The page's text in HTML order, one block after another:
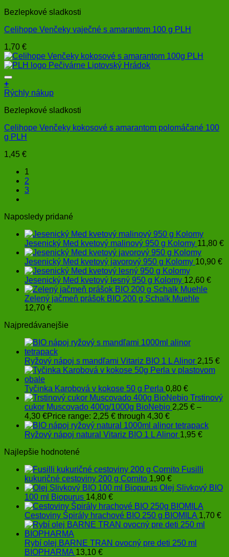
Bezlepkové sladkosti
Celihope Venčeky vaječné s amarantom 100 g PLH
1,70 €
+
Rýchly nákup
Bezlepkové sladkosti
Celihope Venčeky kokosové s amarantom polomáčané 100
g PLH
1,45 €
1
2
3
Naposledy pridané
Jesenický Med kvetový malinový 950 g Kolomy 11,80 €
Jesenický Med kvetový javorový 950 g Kolomy 10,90 €
Jesenický Med kvetový lesný 950 g Kolomy 12,60 €
Zelený jačmeň prášok BIO 200 g Schalk Muehle
12,70 €
Najpredávanejšie
Ryžový nápoj s mandľami Vitariz BIO 1 L Alinor 2,15 €
Tyčinka Karobová v kokose 50 g Perla 0,80 €
Trstinový
cukor Muscovado 400g/1000g BioNebio 2,25 € –
4,30 €Price range: 2,25 € through 4,30 €
Ryžový nápoj natural Vitariz BIO 1 L Alinor 1,95 €
Najlepšie hodnotené
Fusilli
kukuričné cestoviny 200 g Cornito 1,90 €
Olej Slivkový BIO
100 ml Biopurus 14,80 €
Cestoviny Špirály hrachové BIO 250 g BIOMILA 1,70 €
Rybí olej BARNE TRAN ovocný pre deti 250 ml
BIOPHARMA 13,10 €